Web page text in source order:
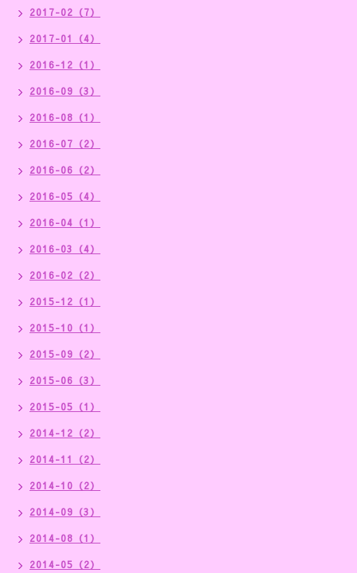
2017-02（7）
2017-01（4）
2016-12（1）
2016-09（3）
2016-08（1）
2016-07（2）
2016-06（2）
2016-05（4）
2016-04（1）
2016-03（4）
2016-02（2）
2015-12（1）
2015-10（1）
2015-09（2）
2015-06（3）
2015-05（1）
2014-12（2）
2014-11（2）
2014-10（2）
2014-09（3）
2014-08（1）
2014-05（2）